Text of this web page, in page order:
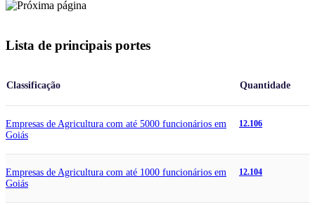
Lista de principais portes
Classificação Quantidade
Empresas de Agricultura com até 5000 funcionários em
Goiás
12.106
Empresas de Agricultura com até 1000 funcionários em
Goiás
12.104